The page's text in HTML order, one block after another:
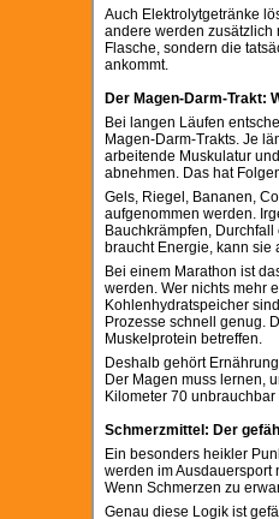
Auch Elektrolytgetränke
andere werden zusätzlich
Flasche, sondern die
ankommt.
Der Magen-Darm-Trakt:
Bei langen Läufen
Magen-Darm-Trakts. Je
arbeitende Muskulatur
abnehmen. Das hat
Gels, Riegel, Bananen,
aufgenommen werden.
Bauchkrämpfen,
braucht Energie, kann sie
Bei einem Marathon ist
werden. Wer nichts mehr
Kohlenhydratspeicher
Prozesse schnell genug.
Muskelprotein betreffen.
Deshalb gehört
Der Magen muss lernen,
Kilometer 70 unbrauchbar
Schmerzmittel: Der
Ein besonders heikler
werden im Ausdauersport
Wenn Schmerzen zu
Genau diese Logik ist